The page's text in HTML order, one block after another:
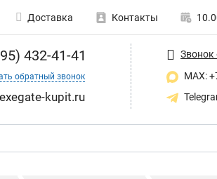
Доставка Контакты
432-41-41
обратный звонок
kupit.ru
Звонок
MAX: